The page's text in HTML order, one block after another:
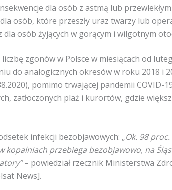
dla osób z astmą lub
osób, które przeszły uraz twarzy lub
osób żyjących w gorącym i wilgotnym
liczbę zgonów w Polsce w miesiącach od
do analogicznych okresów w roku 2018 i
pomimo trwającej pandemii COVID-
zatłoczonych plaż i kurortów, gdzie
infekcji bezobjawowych: „Ok. 98
kopalniach przebiega bezobjawowo, na
– powiedział rzecznik Ministerstwa
News].